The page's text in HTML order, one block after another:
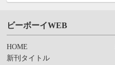
ビーボーイWEB
HOME
新刊タイトル